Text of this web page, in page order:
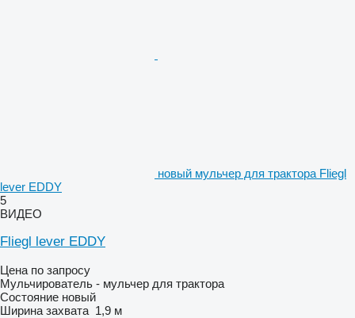
новый мульчер для трактора Fliegl
lever EDDY
5
ВИДЕО
Fliegl lever EDDY
Цена по запросу
Мульчирователь - мульчер для трактора
Состояние новый
Ширина захвата 1,9 м